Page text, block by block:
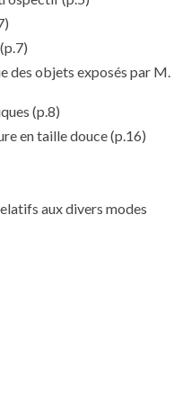
(p.7)
des objets exposés par M.
(p.8)
en taille douce(p.16)
aux divers modes